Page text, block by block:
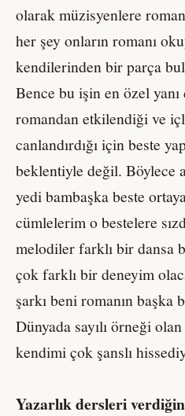
olarak müzisyenlere
her şey onların romanı
kendilerinden bir parça
Bence bu işin en özel
romandan etkilendiği ve
canlandırdığı için beste
beklentiyle değil. Böylece
yedi bambaşka beste
cümlelerim o bestelere
melodiler farklı bir dansa
çok farklı bir deneyim
şarkı beni romanın başka
Dünyada sayılı örneği
kendimi çok şanslı
Yazarlık dersleri